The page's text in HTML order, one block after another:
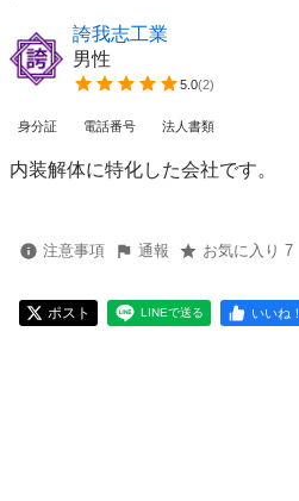
誇我志工業
男性
5.0(2)
身分証 電話番号 法人書類
内装解体に特化した会社です。
注意事項 通報 お気に入り 7
ポスト LINEで送る いいね！